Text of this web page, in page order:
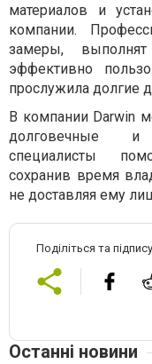
материалов и
компании.
замеры,
эффективно
прослужила долгие
В компании Darwin
долговечные и
специалисты
сохранив время
не доставляя ему
Поділіться та
Останні новини